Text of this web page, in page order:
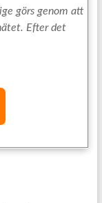
görs genom att
Efter det